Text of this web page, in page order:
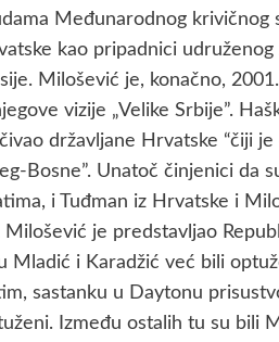
Međunarodnog krivičnog
kao pripadnici
Milošević je, konačno,
vizije „Velike Srbije”.
državljane Hrvatske “čiji
Bosne”. Unatoč činjenici da
i Tuđman iz Hrvatske i
je predstavljao
Mladić i Karadžić već bili
sastanku u Daytonu
Između ostalih tu su bili